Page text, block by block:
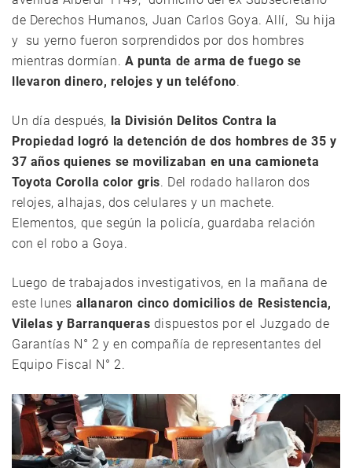
de Derechos Humanos, Juan Carlos Goya. Allí, Su hija
y su yerno fueron sorprendidos por dos hombres
mientras dormían. A punta de arma de fuego se
llevaron dinero, relojes y un teléfono.
Un día después, la División Delitos Contra la
Propiedad logró la detención de dos hombres de 35 y
37 años quienes se movilizaban en una camioneta
Toyota Corolla color gris. Del rodado hallaron dos
relojes, alhajas, dos celulares y un machete.
Elementos, que según la policía, guardaba relación
con el robo a Goya.
Luego de trabajados investigativos, en la mañana de
este lunes allanaron cinco domicilios de Resistencia,
Vilelas y Barranqueras dispuestos por el Juzgado de
Garantías N° 2 y en compañía de representantes del
Equipo Fiscal N° 2.